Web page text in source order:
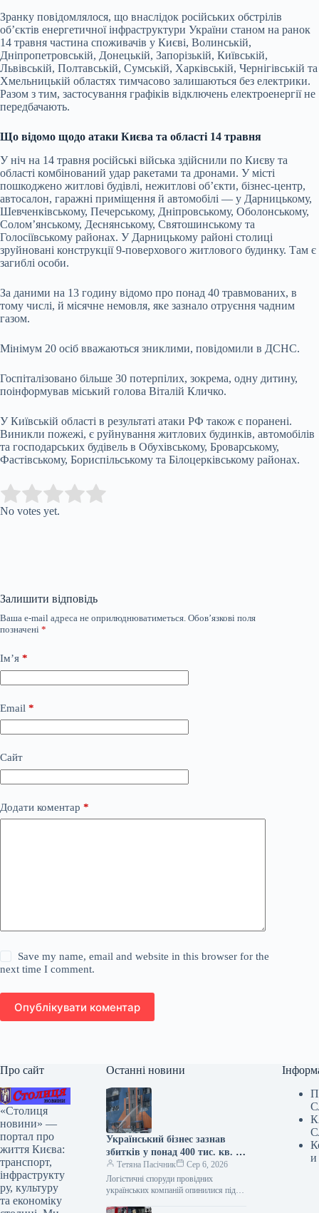
Зранку повідомлялося, що внаслідок російських обстрілів
об’єктів енергетичної інфраструктури України станом на ранок
14 травня частина споживачів у Києві, Волинській,
Дніпропетровській, Донецькій, Запорізькій, Київській,
Львівській, Полтавській, Сумській, Харківській, Чернігівській та
Хмельницькій областях тимчасово залишаються без електрики.
Разом з тим, застосування графіків відключень електроенергії не
передбачають.
Що відомо щодо атаки Києва та області 14 травня
У ніч на 14 травня російські війська здійснили по Києву та
області комбінований удар ракетами та дронами. У місті
пошкоджено житлові будівлі, нежитлові об’єкти, бізнес-центр,
автосалон, гаражні приміщення й автомобілі — у Дарницькому,
Шевченківському, Печерському, Дніпровському, Оболонському,
Солом’янському, Деснянському, Святошинському та
Голосіївському районах. У Дарницькому районі столиці
зруйновані конструкції 9-поверхового житлового будинку. Там є
загиблі особи.
За даними на 13 годину відомо про понад 40 травмованих, в
тому числі, й місячне немовля, яке зазнало отруєння чадним
газом.
Мінімум 20 осіб вважаються зниклими, повідомили в ДСНС.
Госпіталізовано більше 30 потерпілих, зокрема, одну дитину,
поінформував міський голова Віталій Кличко.
У Київській області в результаті атаки РФ також є поранені.
Виникли пожежі, є руйнування житлових будинків, автомобілів
та господарських будівель в Обухівському, Броварському,
Фастівському, Бориспільському та Білоцерківському районах.
Rate this item:
No votes yet.
Залишити відповідь
Ваша e-mail адреса не оприлюднюватиметься. Обов’язкові поля
позначені *
Ім’я *
Email *
Сайт
Додати коментар *
Save my name, email and website in this browser for the
next time I comment.
Опублікувати коментар
Про сайт
«Столиця
новини» —
портал про
життя Києва:
транспорт,
інфраструкту
ру, культуру
та економіку
Останні новини
Український бізнес зазнав
збитків у понад 400 тис. кв. м
складських площ внаслідок
російських атак – Forbes
Тетяна Пасічник
Сер 6, 2026
Логістичні споруди провідних
українських компаній опинилися під
и